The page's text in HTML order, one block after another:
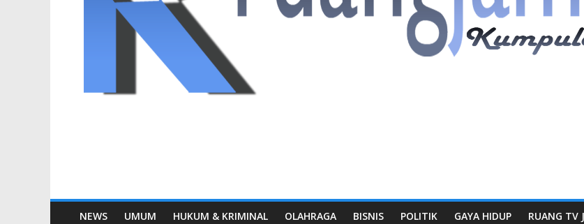
NEWS UMUM HUKUM & KRIMINAL OLAHRAGA BISNIS POLITIK GAYA HIDUP RUANG TV